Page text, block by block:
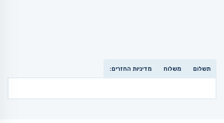
תשלום משלוח מדיניות החזרים: